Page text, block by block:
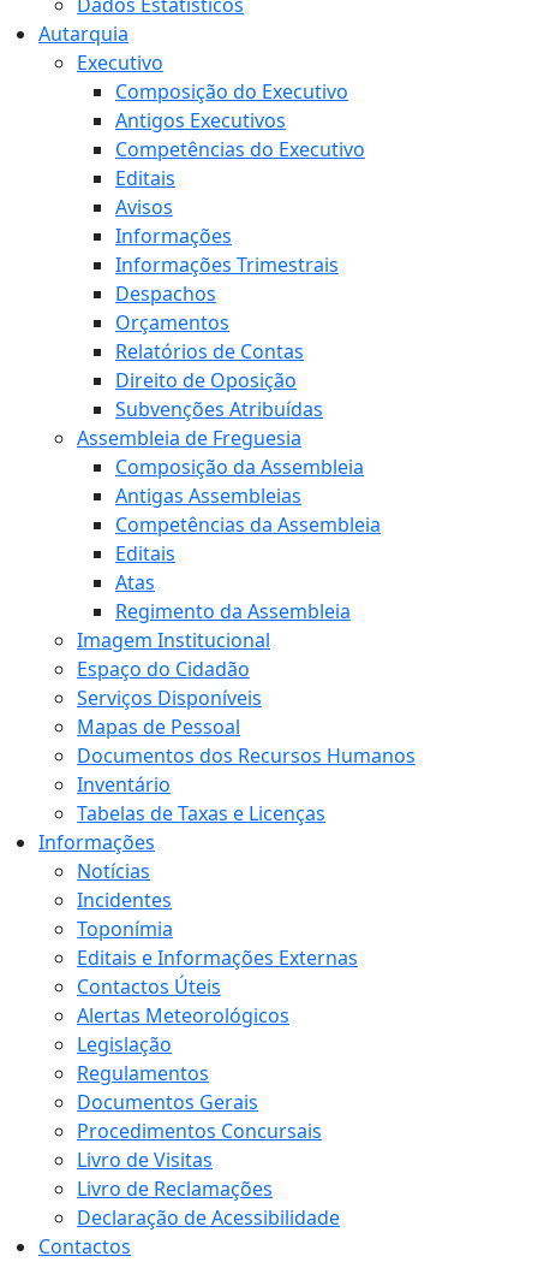
Dados Estatísticos
Autarquia
Executivo
Composição do Executivo
Antigos Executivos
Competências do Executivo
Editais
Avisos
Informações
Informações Trimestrais
Despachos
Orçamentos
Relatórios de Contas
Direito de Oposição
Subvenções Atribuídas
Assembleia de Freguesia
Composição da Assembleia
Antigas Assembleias
Competências da Assembleia
Editais
Atas
Regimento da Assembleia
Imagem Institucional
Espaço do Cidadão
Serviços Disponíveis
Mapas de Pessoal
Documentos dos Recursos Humanos
Inventário
Tabelas de Taxas e Licenças
Informações
Notícias
Incidentes
Toponímia
Editais e Informações Externas
Contactos Úteis
Alertas Meteorológicos
Legislação
Regulamentos
Documentos Gerais
Procedimentos Concursais
Livro de Visitas
Livro de Reclamações
Declaração de Acessibilidade
Contactos